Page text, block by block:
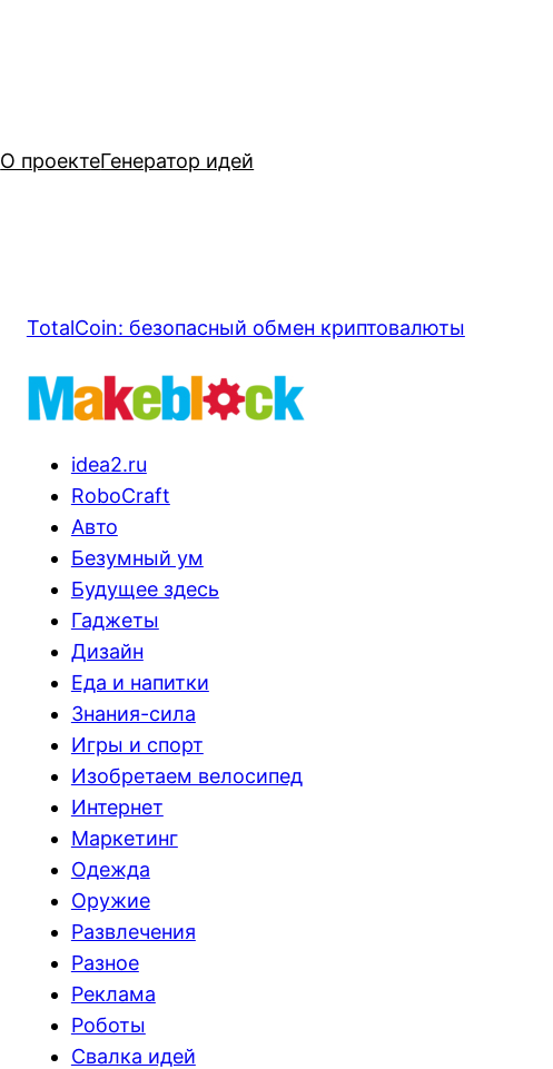
О проектеГенератор идей
TotalCoin: безопасный обмен криптовалюты
idea2.ru
RoboCraft
Авто
Безумный ум
Будущее здесь
Гаджеты
Дизайн
Еда и напитки
Знания-сила
Игры и спорт
Изобретаем велосипед
Интернет
Маркетинг
Одежда
Оружие
Развлечения
Разное
Реклама
Роботы
Свалка идей